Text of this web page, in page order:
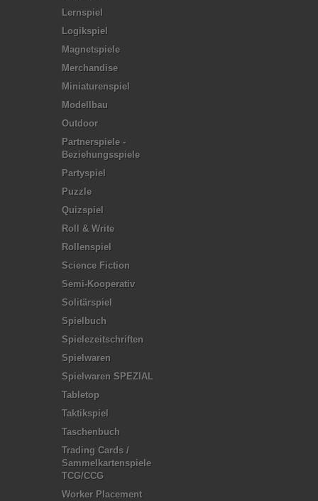
Lernspiel
Logikspiel
Magnetspiele
Merchandise
Miniaturenspiel
Modellbau
Outdoor
Partnerspiele -
Beziehungsspiele
Partyspiel
Puzzle
Quizspiel
Roll & Write
Rollenspiel
Science Fiction
Semi-Kooperativ
Solitärspiel
Spielbuch
Spielezeitschriften
Spielwaren
Spielwaren SPEZIAL
Tabletop
Taktikspiel
Taschenbuch
Trading Cards /
Sammelkartenspiele
TCG/CCG
Worker Placement